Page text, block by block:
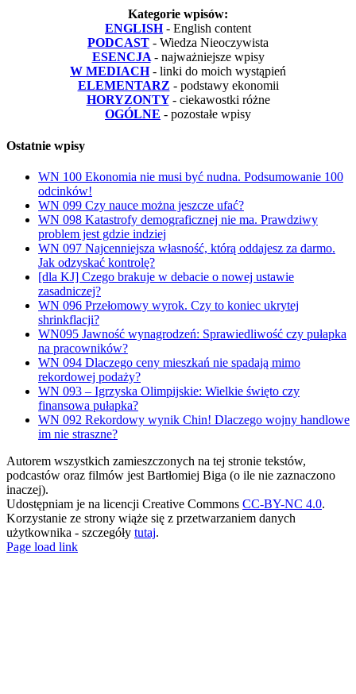
Kategorie wpisów:
ENGLISH - English content
PODCAST - Wiedza Nieoczywista
ESENCJA - najważniejsze wpisy
W MEDIACH - linki do moich wystąpień
ELEMENTARZ - podstawy ekonomii
HORYZONTY - ciekawostki różne
OGÓLNE - pozostałe wpisy
Ostatnie wpisy
WN 100 Ekonomia nie musi być nudna. Podsumowanie 100
odcinków!
WN 099 Czy nauce można jeszcze ufać?
WN 098 Katastrofy demograficznej nie ma. Prawdziwy
problem jest gdzie indziej
WN 097 Najcenniejsza własność, którą oddajesz za darmo.
Jak odzyskać kontrolę?
[dla KJ] Czego brakuje w debacie o nowej ustawie
zasadniczej?
WN 096 Przełomowy wyrok. Czy to koniec ukrytej
shrinkflacji?
WN095 Jawność wynagrodzeń: Sprawiedliwość czy pułapka
na pracowników?
WN 094 Dlaczego ceny mieszkań nie spadają mimo
rekordowej podaży?
WN 093 – Igrzyska Olimpijskie: Wielkie święto czy
finansowa pułapka?
WN 092 Rekordowy wynik Chin! Dlaczego wojny handlowe
im nie straszne?
Autorem wszystkich zamieszczonych na tej stronie tekstów,
podcastów oraz filmów jest Bartłomiej Biga (o ile nie zaznaczono
inaczej).
Udostępniam je na licencji Creative Commons CC-BY-NC 4.0.
Korzystanie ze strony wiąże się z przetwarzaniem danych
użytkownika - szczegóły tutaj.
X
LinkedIn
Spotify
YouTube
Email
Rss
Page load link